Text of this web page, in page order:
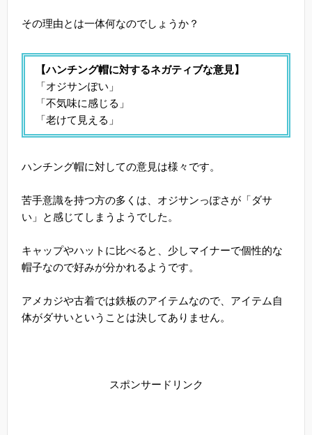
その理由とは一体何なのでしょうか？
【ハンチング帽に対するネガティブな意見】
「オジサンぽい」
「不気味に感じる」
「老けて見える」
ハンチング帽に対しての意見は様々です。
苦手意識を持つ方の多くは、オジサンっぽさが「ダサ
い」と感じてしまうようでした。
キャップやハットに比べると、少しマイナーで個性的な
帽子なので好みが分かれるようです。
アメカジや古着では鉄板のアイテムなので、アイテム自
体がダサいということは決してありません。
スポンサードリンク